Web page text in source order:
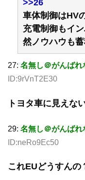
>>26
車体制御はHV
充電制御もイ
然ノウハウも
27: 名無し＠がんばれ
ID:9rVnT2E30
トヨタ車に見えな
29: 名無し＠がんばれ
ID:neRo9Ec50
これEUどうすんの